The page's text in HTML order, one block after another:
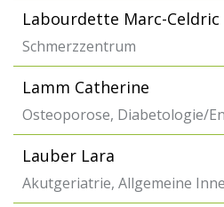
Labourdette Marc-Celdric
Schmerzzentrum
Lamm Catherine
Osteoporose, Diabetologie/
Lauber Lara
Akutgeriatrie, Allgemeine